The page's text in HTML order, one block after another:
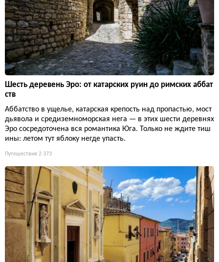
Шесть деревень Эро: от катарских руин до римских аббат
ств
Аббатство в ущелье, катарская крепость над пропастью, мост
дьявола и средиземноморская нега — в этих шести деревнях
Эро сосредоточена вся романтика Юга. Только не ждите тиш
ины: летом тут яблоку негде упасть.
Путешествия 2 373